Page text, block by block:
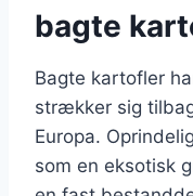
bagte
Bagte kartofler
strækker sig
Europa.
som en eksotisk